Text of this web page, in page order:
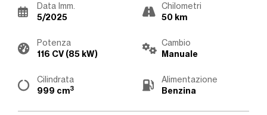
Data Imm.
5/2025
Chilometri
50 km
Potenza
116 CV (85 kW)
Cambio
Manuale
Cilindrata
999 cm3
Alimentazione
Benzina